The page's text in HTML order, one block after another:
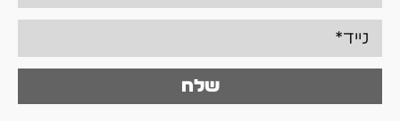
שלח